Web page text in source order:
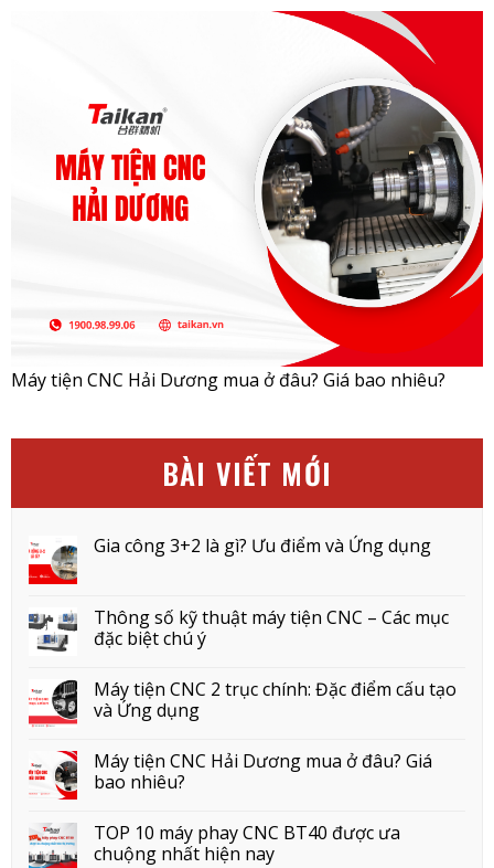
Máy tiện CNC Hải Dương mua ở đâu? Giá bao nhiêu?
BÀI VIẾT MỚI
Gia công 3+2 là gì? Ưu điểm và Ứng dụng
Thông số kỹ thuật máy tiện CNC – Các mục
đặc biệt chú ý
Máy tiện CNC 2 trục chính: Đặc điểm cấu tạo
và Ứng dụng
Máy tiện CNC Hải Dương mua ở đâu? Giá
bao nhiêu?
TOP 10 máy phay CNC BT40 được ưa
chuộng nhất hiện nay